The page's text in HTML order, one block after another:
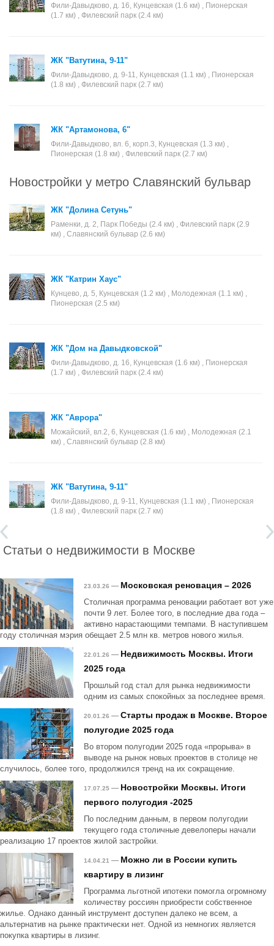
Фили-Давыдково, д. 16, Кунцевская (1.6 км) , Пионерская
(1.7 км) , Филевский парк (2.4 км)
ЖК "Ватутина, 9-11"
Фили-Давыдково, д. 9-11, Кунцевская (1.1 км) , Пионерская
(1.8 км) , Филевский парк (2.7 км)
ЖК "Артамонова, 6"
Фили-Давыдково, вл. 6, корп.3, Кунцевская (1.3 км) ,
Пионерская (1.8 км) , Филевский парк (2.7 км)
Новостройки у метро Славянский бульвар
ЖК "Долина Сетунь"
Раменки, д. 2, Парк Победы (2.4 км) , Филевский парк (2.9
км) , Славянский бульвар (2.6 км)
ЖК "Катрин Хаус"
Кунцево, д. 5, Кунцевская (1.2 км) , Молодежная (1.1 км) ,
Пионерская (2.5 км)
ЖК "Дом на Давыдковской"
Фили-Давыдково, д. 16, Кунцевская (1.6 км) , Пионерская
(1.7 км) , Филевский парк (2.4 км)
ЖК "Аврора"
Можайский, вл.2, 6, Кунцевская (1.6 км) , Молодежная (2.1
км) , Славянский бульвар (2.8 км)
ЖК "Ватутина, 9-11"
Фили-Давыдково, д. 9-11, Кунцевская (1.1 км) , Пионерская
(1.8 км) , Филевский парк (2.7 км)
Статьи о недвижимости в Москве
23.03.26 — Московская реновация – 2026
Столичная программа реновации работает вот уже
почти 9 лет. Более того, в последние два года –
активно нарастающими темпами. В наступившем
году столичная мэрия обещает 2.5 млн кв. метров нового жилья.
22.01.26 — Недвижимость Москвы. Итоги
2025 года
Прошлый год стал для рынка недвижимости
одним из самых спокойных за последнее время.
20.01.26 — Старты продаж в Москве. Второе
полугодие 2025 года
Во втором полугодии 2025 года «прорыва» в
выводе на рынок новых проектов в столице не
случилось, более того, продолжился тренд на их сокращение.
17.07.25 — Новостройки Москвы. Итоги
первого полугодия -2025
По последним данным, в первом полугодии
текущего года столичные девелоперы начали
реализацию 17 проектов жилой застройки.
14.04.21 — Можно ли в России купить
квартиру в лизинг
Программа льготной ипотеки помогла огромному
количеству россиян приобрести собственное
жилье. Однако данный инструмент доступен далеко не всем, а
альтернатив на рынке практически нет. Одной из немногих является
покупка квартиры в лизинг.